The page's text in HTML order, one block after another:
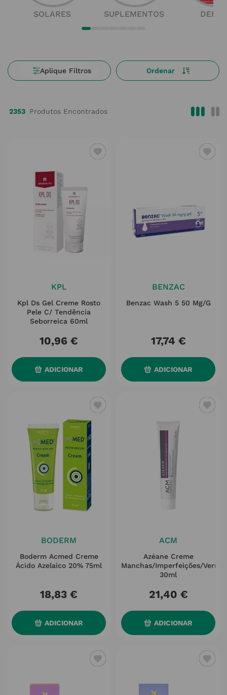
SOLARES SUPLEMENTOS
2353
KPL
Kpl Ds Gel Creme Rosto
Pele C/ Tendência
Seborreica 60ml
10,96 €
ADICIONAR
BENZAC
Benzac Wash 5 50 Mg/g
17,74 €
ADICIONAR
BODERM
Boderm Acmed Creme
Ácido Azelaico 20% 75ml
18,83 €
ADICIONAR
ACM
Azéane Creme
Manchas/Imperfeições/
30ml
21,40 €
ADICIONAR